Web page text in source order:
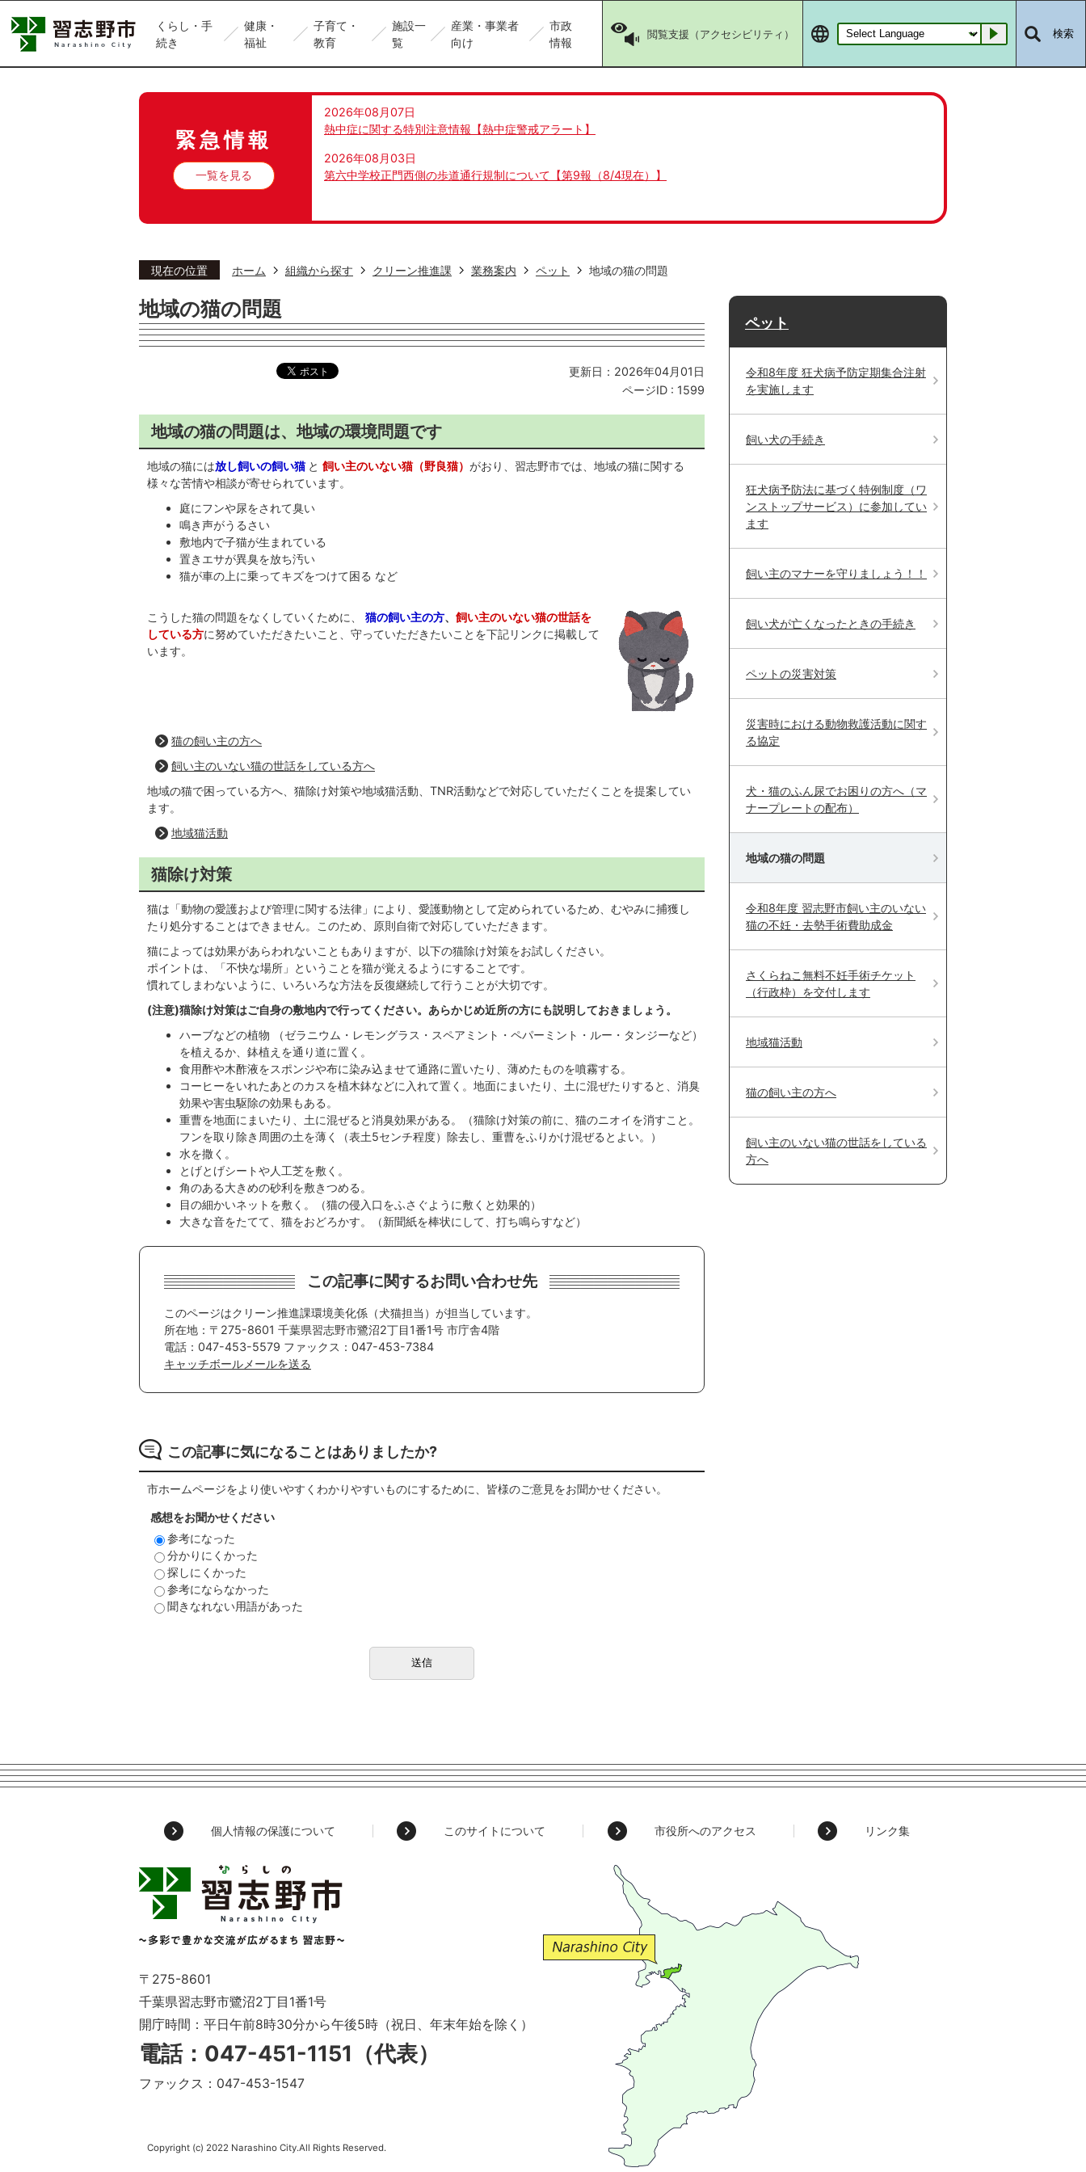
くらし・手
続き
健康・
福祉
子育て・
教育
施設一
覧
産業・事業者
向け
市政
情報
閲覧支援（アクセシビリティ） Go 検索
緊急情報
一覧を見る
2026年08月07日
熱中症に関する特別注意情報【熱中症警戒アラート】
2026年08月03日
第六中学校正門西側の歩道通行規制について【第9報（8/4現在）】
現在の位置 ホーム 組織から探す クリーン推進課 業務案内 ペット 地域の猫の問題
地域の猫の問題
更新日：2026年04月01日
ページID : 1599
地域の猫の問題は、地域の環境問題です
地域の猫には放し飼いの飼い猫 と 飼い主のいない猫（野良猫） がおり、習志野市では、地域の猫に関する
様々な苦情や相談が寄せられています。
庭にフンや尿をされて臭い
鳴き声がうるさい
敷地内で子猫が生まれている
置きエサが異臭を放ち汚い
猫が車の上に乗ってキズをつけて困る など​​
こうした猫の問題をなくしていくために、 猫の飼い主の方、 飼い主のいない猫の世話を
している方に努めていただきたいこと、守っていただきたいことを下記リンクに掲載して
います。
猫の飼い主の方へ
飼い主のいない猫の世話をしている方へ
地域の猫で困っている方へ、猫除け対策や地域猫活動、TNR活動などで対応していただくことを提案してい
ます。
地域猫活動
猫除け対策
猫は「動物の愛護および管理に関する法律」により、愛護動物として定められているため、むやみに捕獲し
たり処分することはできません。このため、原則自衛で対応していただきます。
猫によっては効果があらわれないこともありますが、以下の猫除け対策をお試しください。
ポイントは、「不快な場所」ということを猫が覚えるようにすることです。
慣れてしまわないように、いろいろな方法を反復継続して行うことが大切です。
(注意)猫除け対策はご自身の敷地内で行ってください。あらかじめ近所の方にも説明しておきましょう。
ハーブなどの植物 （ゼラニウム・レモングラス・スペアミント・ペパーミント・ルー・タンジーなど）
を植えるか、鉢植えを通り道に置く。
食用酢や木酢液をスポンジや布に染み込ませて通路に置いたり、薄めたものを噴霧する。
コーヒーをいれたあとのカスを植木鉢などに入れて置く。地面にまいたり、土に混ぜたりすると、消臭
効果や害虫駆除の効果もある。
重曹を地面にまいたり、土に混ぜると消臭効果がある。（猫除け対策の前に、猫のニオイを消すこと。
フンを取り除き周囲の土を薄く（表土5センチ程度）除去し、重曹をふりかけ混ぜるとよい。）
水を撒く。
とげとげシートや人工芝を敷く。
角のある大きめの砂利を敷きつめる。
目の細かいネットを敷く。（猫の侵入口をふさぐように敷くと効果的）
大きな音をたてて、猫をおどろかす。（新聞紙を棒状にして、打ち鳴らすなど）
この記事に関するお問い合わせ先
このページはクリーン推進課環境美化係（犬猫担当）が担当しています。
所在地：〒275-8601 千葉県習志野市鷺沼2丁目1番1号 市庁舎4階
電話：047-453-5579 ファックス：047-453-7384
キャッチボールメールを送る
この記事に気になることはありましたか?
市ホームページをより使いやすくわかりやすいものにするために、皆様のご意見をお聞かせください。
感想をお聞かせください
参考になった
分かりにくかった
探しにくかった
参考にならなかった
聞きなれない用語があった
ペット
令和8年度 狂犬病予防定期集合注射
を実施します
飼い犬の手続き
狂犬病予防法に基づく特例制度（ワ
ンストップサービス）に参加してい
ます
飼い主のマナーを守りましょう！！
飼い犬が亡くなったときの手続き
ペットの災害対策
災害時における動物救護活動に関す
る協定
犬・猫のふん尿でお困りの方へ（マ
ナープレートの配布）
地域の猫の問題
令和8年度 習志野市飼い主のいない
猫の不妊・去勢手術費助成金
さくらねこ無料不妊手術チケット
（行政枠）を交付します
地域猫活動
猫の飼い主の方へ
飼い主のいない猫の世話をしている
方へ
個人情報の保護について このサイトについて 市役所へのアクセス リンク集
習
志
Narashino
～
多
彩
で
豊
か
な
交
広
〒275-8601
千葉県習志野市鷺沼2丁目1番1号
開庁時間：平日午前8時30分から午後5時（祝日、年末年始を除く）
電話：047-451-1151（代表）
ファックス：047-453-1547
Copyright (c) 2022 Narashino City.All Rights Reserved.